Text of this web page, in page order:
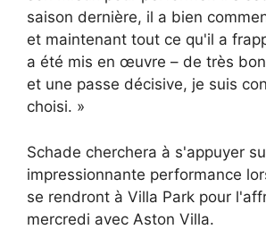
saison dernière, il a bien
et maintenant tout ce qu'il a
a été mis en œuvre – de très
et une passe décisive, je suis
choisi. »
Schade cherchera à s'appuyer
impressionnante performance
se rendront à Villa Park pour
mercredi avec Aston Villa.